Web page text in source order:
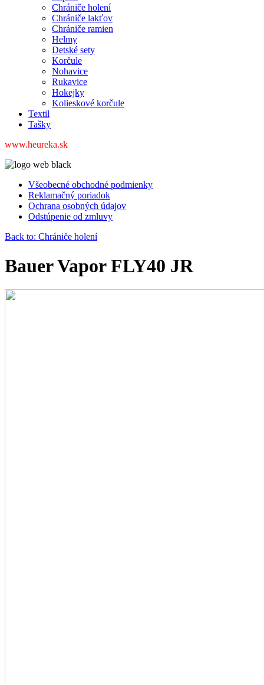
Chrániče holení
Chrániče lakťov
Chrániče ramien
Helmy
Detské sety
Korčule
Nohavice
Rukavice
Hokejky
Kolieskové korčule
Textil
Tašky
www.heureka.sk
Všeobecné obchodné podmienky
Reklamačný poriadok
Ochrana osobných údajov
Odstúpenie od zmluvy
Back to: Chrániče holení
Bauer Vapor FLY40 JR